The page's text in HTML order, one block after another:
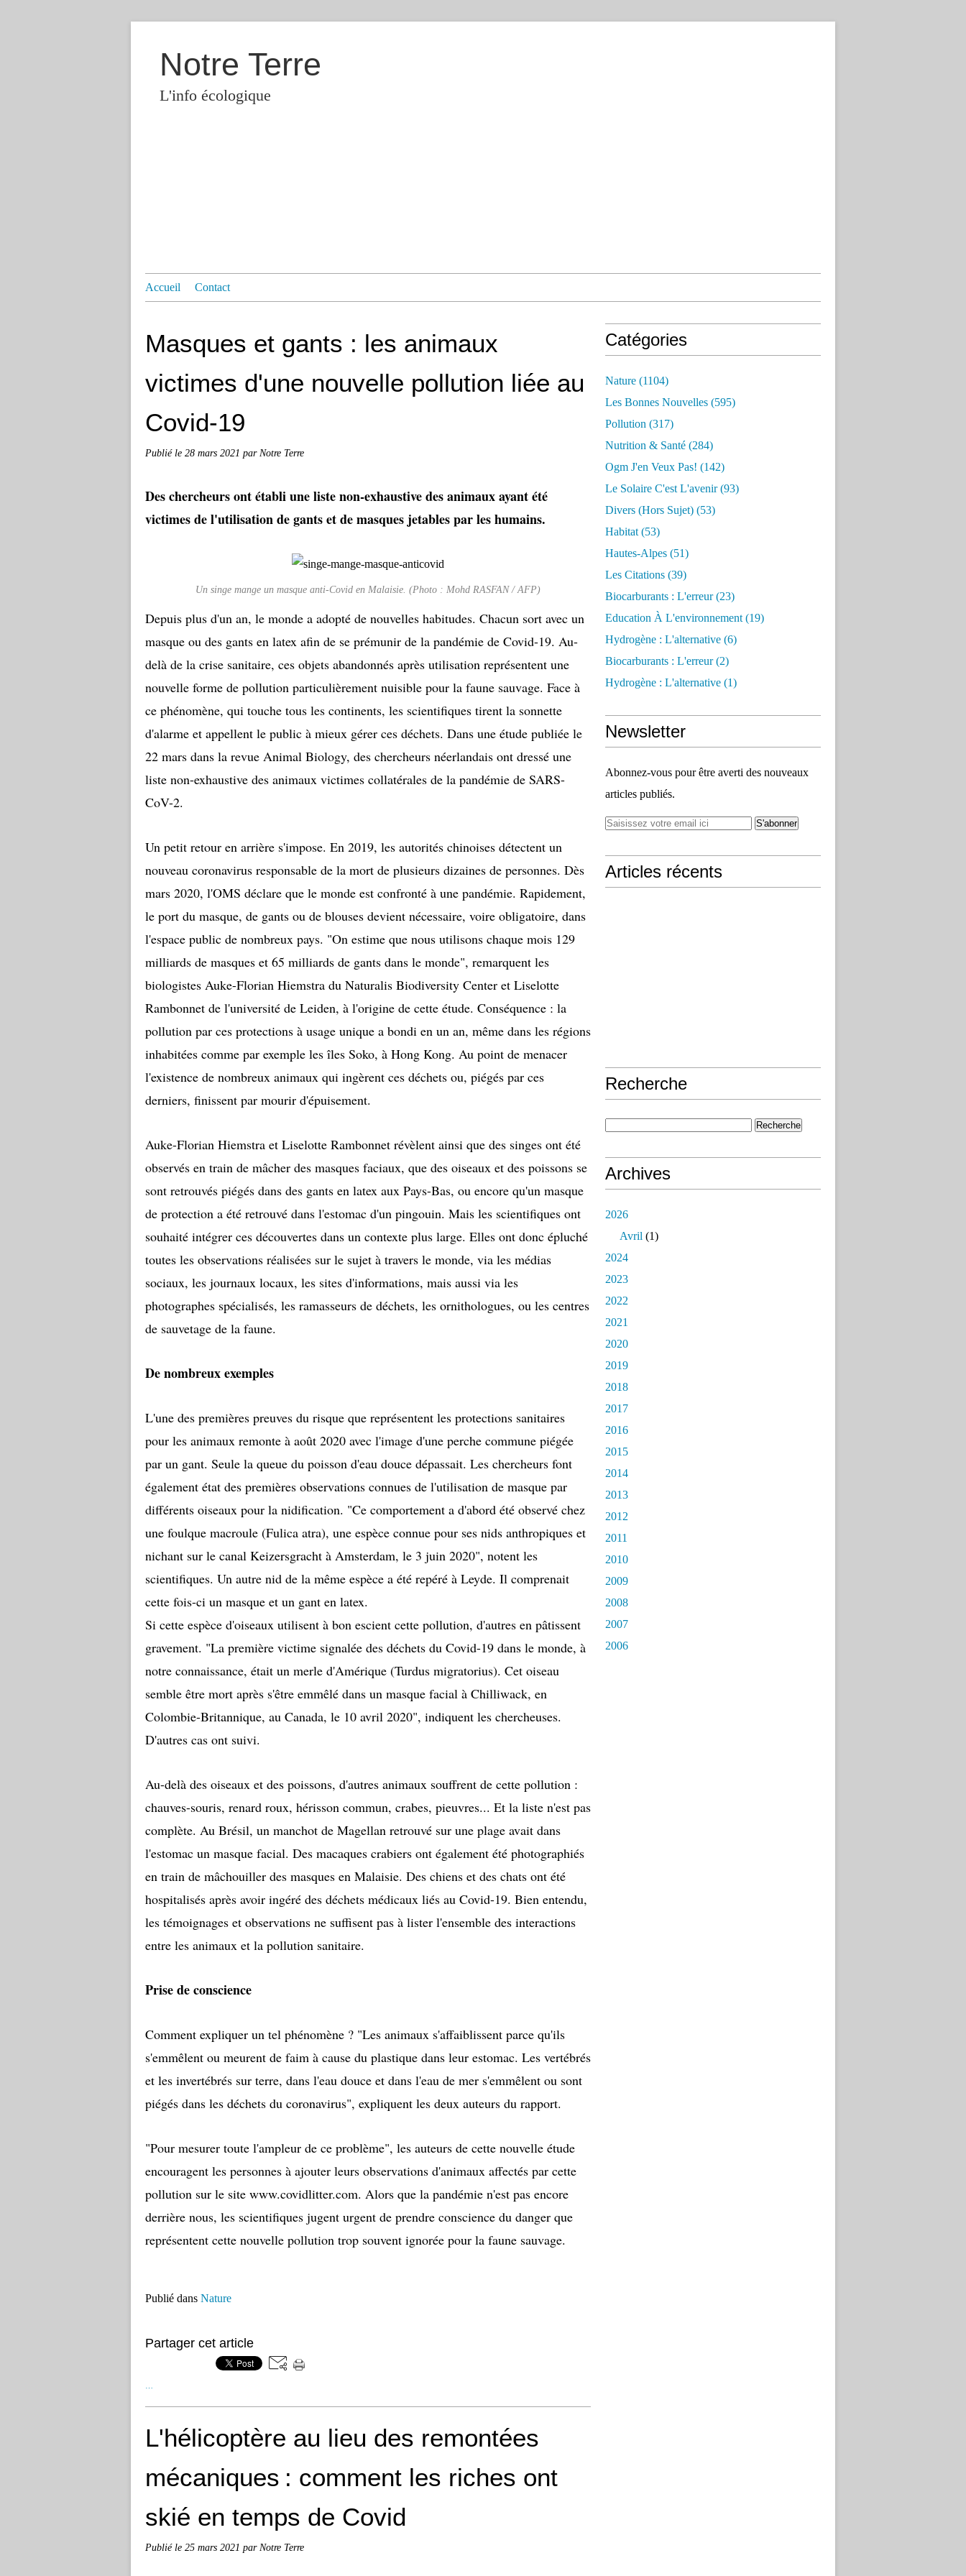
Notre Terre
L'info écologique
Accueil Contact
Masques et gants : les animaux
victimes d'une nouvelle pollution liée au
Covid-19
Publié le 28 mars 2021 par Notre Terre
Des chercheurs ont établi une liste non-exhaustive des animaux ayant été
victimes de l'utilisation de gants et de masques jetables par les humains.
Un singe mange un masque anti-Covid en Malaisie. (Photo : Mohd RASFAN / AFP)
Depuis plus d'un an, le monde a adopté de nouvelles habitudes. Chacun sort avec un
masque ou des gants en latex afin de se prémunir de la pandémie de Covid-19. Au-
delà de la crise sanitaire, ces objets abandonnés après utilisation représentent une
nouvelle forme de pollution particulièrement nuisible pour la faune sauvage. Face à
ce phénomène, qui touche tous les continents, les scientifiques tirent la sonnette
d'alarme et appellent le public à mieux gérer ces déchets. Dans une étude publiée le
22 mars dans la revue Animal Biology, des chercheurs néerlandais ont dressé une
liste non-exhaustive des animaux victimes collatérales de la pandémie de SARS-
CoV-2.
Un petit retour en arrière s'impose. En 2019, les autorités chinoises détectent un
nouveau coronavirus responsable de la mort de plusieurs dizaines de personnes. Dès
mars 2020, l'OMS déclare que le monde est confronté à une pandémie. Rapidement,
le port du masque, de gants ou de blouses devient nécessaire, voire obligatoire, dans
l'espace public de nombreux pays. "On estime que nous utilisons chaque mois 129
milliards de masques et 65 milliards de gants dans le monde", remarquent les
biologistes Auke-Florian Hiemstra du Naturalis Biodiversity Center et Liselotte
Rambonnet de l'université de Leiden, à l'origine de cette étude. Conséquence : la
pollution par ces protections à usage unique a bondi en un an, même dans les régions
inhabitées comme par exemple les îles Soko, à Hong Kong. Au point de menacer
l'existence de nombreux animaux qui ingèrent ces déchets ou, piégés par ces
derniers, finissent par mourir d'épuisement.
Auke-Florian Hiemstra et Liselotte Rambonnet révèlent ainsi que des singes ont été
observés en train de mâcher des masques faciaux, que des oiseaux et des poissons se
sont retrouvés piégés dans des gants en latex aux Pays-Bas, ou encore qu'un masque
de protection a été retrouvé dans l'estomac d'un pingouin. Mais les scientifiques ont
souhaité intégrer ces découvertes dans un contexte plus large. Elles ont donc épluché
toutes les observations réalisées sur le sujet à travers le monde, via les médias
sociaux, les journaux locaux, les sites d'informations, mais aussi via les
photographes spécialisés, les ramasseurs de déchets, les ornithologues, ou les centres
de sauvetage de la faune.
De nombreux exemples
L'une des premières preuves du risque que représentent les protections sanitaires
pour les animaux remonte à août 2020 avec l'image d'une perche commune piégée
par un gant. Seule la queue du poisson d'eau douce dépassait. Les chercheurs font
également état des premières observations connues de l'utilisation de masque par
différents oiseaux pour la nidification. "Ce comportement a d'abord été observé chez
une foulque macroule (Fulica atra), une espèce connue pour ses nids anthropiques et
nichant sur le canal Keizersgracht à Amsterdam, le 3 juin 2020", notent les
scientifiques. Un autre nid de la même espèce a été repéré à Leyde. Il comprenait
cette fois-ci un masque et un gant en latex.
Si cette espèce d'oiseaux utilisent à bon escient cette pollution, d'autres en pâtissent
gravement. "La première victime signalée des déchets du Covid-19 dans le monde, à
notre connaissance, était un merle d'Amérique (Turdus migratorius). Cet oiseau
semble être mort après s'être emmêlé dans un masque facial à Chilliwack, en
Colombie-Britannique, au Canada, le 10 avril 2020", indiquent les chercheuses.
D'autres cas ont suivi.
Au-delà des oiseaux et des poissons, d'autres animaux souffrent de cette pollution :
chauves-souris, renard roux, hérisson commun, crabes, pieuvres... Et la liste n'est pas
complète. Au Brésil, un manchot de Magellan retrouvé sur une plage avait dans
l'estomac un masque facial. Des macaques crabiers ont également été photographiés
en train de mâchouiller des masques en Malaisie. Des chiens et des chats ont été
hospitalisés après avoir ingéré des déchets médicaux liés au Covid-19. Bien entendu,
les témoignages et observations ne suffisent pas à lister l'ensemble des interactions
entre les animaux et la pollution sanitaire.
Prise de conscience
Comment expliquer un tel phénomène ? "Les animaux s'affaiblissent parce qu'ils
s'emmêlent ou meurent de faim à cause du plastique dans leur estomac. Les vertébrés
et les invertébrés sur terre, dans l'eau douce et dans l'eau de mer s'emmêlent ou sont
piégés dans les déchets du coronavirus", expliquent les deux auteurs du rapport.
"Pour mesurer toute l'ampleur de ce problème", les auteurs de cette nouvelle étude
encouragent les personnes à ajouter leurs observations d'animaux affectés par cette
pollution sur le site www.covidlitter.com. Alors que la pandémie n'est pas encore
derrière nous, les scientifiques jugent urgent de prendre conscience du danger que
représentent cette nouvelle pollution trop souvent ignorée pour la faune sauvage.
Publié dans Nature
Partager cet article
L'hélicoptère au lieu des remontées
mécaniques : comment les riches ont
skié en temps de Covid
Publié le 25 mars 2021 par Notre Terre
Catégories
Nature (1104)
Les Bonnes Nouvelles (595)
Pollution (317)
Nutrition & Santé (284)
Ogm J'en Veux Pas! (142)
Le Solaire C'est L'avenir(93)
Divers (hors Sujet) (53)
Habitat (53)
Hautes-Alpes (51)
Les Citations (39)
Biocarburants : L'erreur(23)
Education À L'environnement (19)
Hydrogène : L'alternative (6)
Biocarburants : L'erreur(2)
Hydrogène : L'alternative (1)
Newsletter
Abonnez-vous pour être averti des nouveaux
articles publiés.
Articles récents
Recherche
Archives
2026
Avril (1)
2024
2023
2022
2021
2020
2019
2018
2017
2016
2015
2014
2013
2012
2011
2010
2009
2008
2007
2006